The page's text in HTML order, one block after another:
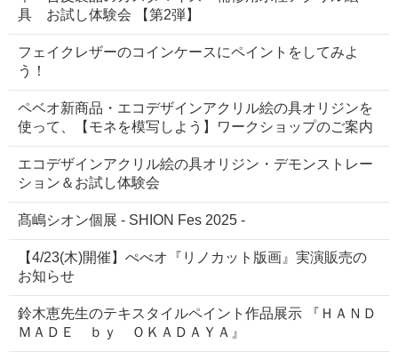
具 お試し体験会 【第2弾】
フェイクレザーのコインケースにペイントをしてみよ
う！
ペベオ新商品・エコデザインアクリル絵の具オリジンを
使って、【モネを模写しよう】ワークショップのご案内
エコデザインアクリル絵の具オリジン・デモンストレー
ション＆お試し体験会
髙嶋シオン個展 - SHION Fes 2025 -
【4/23(木)開催】ぺべオ『リノカット版画』実演販売の
お知らせ
鈴木恵先生のテキスタイルペイント作品展示 『ＨＡＮＤ
ＭＡＤＥ ｂｙ ＯＫＡＤＡＹＡ』